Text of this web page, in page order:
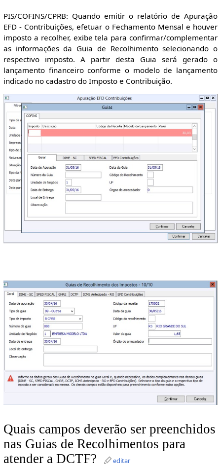
PIS/COFINS/CPRB: Quando emitir o relatório de Apuração
EFD - Contribuições, efetuar o Fechamento Mensal e houver
imposto a recolher, exibe tela para confirmar/complementar
as informações da Guia de Recolhimento selecionando o
respectivo imposto. A partir desta Guia será gerado o
lançamento financeiro conforme o modelo de lançamento
indicado no cadastro do Imposto e Contribuição.
Quais campos deverão ser preenchidos
nas Guias de Recolhimentos para
atender a DCTF?
editar